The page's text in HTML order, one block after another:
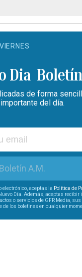
de forma
del día.
A.M.
electrónico, aceptas la Política de
Día. Además, aceptas recibir
o servicios de GFR Media, sus
de los boletines en cualquier